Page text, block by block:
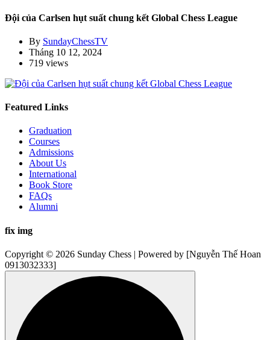
Đội của Carlsen hụt suất chung kết Global Chess League
By SundayChessTV
Tháng 10 12, 2024
719 views
Featured Links
Graduation
Courses
Admissions
About Us
International
Book Store
FAQs
Alumni
fix img
Copyright © 2026 Sunday Chess | Powered by [Nguyễn Thế Hoan
0913032333]